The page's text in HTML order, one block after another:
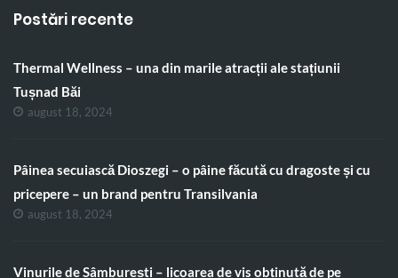
Postări recente
Thermal Wellness – una din marile atracții ale stațiunii
Tușnad Băi
august 18, 2024
Pâinea secuiască Dioszegi – o pâine făcută cu dragoste și cu
pricepere – un brand pentru Transilvania
august 18, 2024
Vinurile de Sâmburești – licoarea de vis obținută de pe